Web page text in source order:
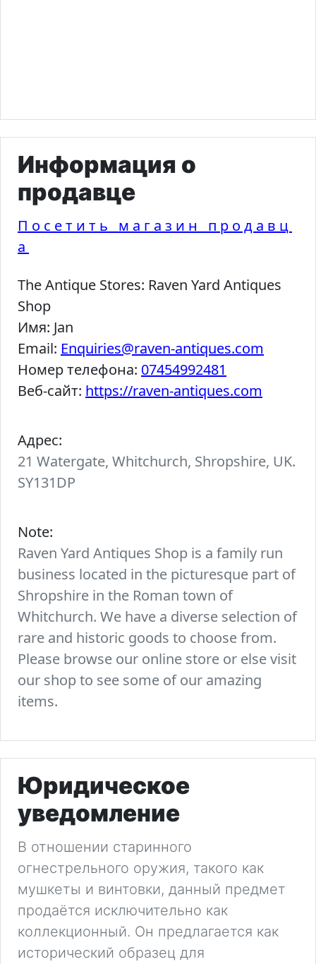
Информация о
продавце
Посетить магазин продавц
а
The Antique Stores: Raven Yard Antiques
Shop
Имя: Jan
Email: Enquiries@raven-antiques.com
Номер телефона: 07454992481
Веб-сайт: https://raven-antiques.com
Адрес:
21 Watergate, Whitchurch, Shropshire, UK.
SY131DP
Note:
Raven Yard Antiques Shop is a family run
business located in the picturesque part of
Shropshire in the Roman town of
Whitchurch. We have a diverse selection of
rare and historic goods to choose from.
Please browse our online store or else visit
our shop to see some of our amazing
items.
Юридическое
уведомление
В отношении старинного
огнестрельного оружия, такого как
мушкеты и винтовки, данный предмет
продаётся исключительно как
коллекционный. Он предлагается как
исторический образец для